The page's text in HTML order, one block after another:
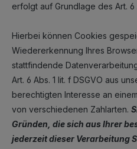
erfolgt auf Grundlage des Art. 6
Hierbei können Cookies
Wiedererkennung Ihres
stattfindende
Art. 6 Abs. 1 lit. f DSGVO aus
berechtigten Interesse an
von verschiedenen Zahlarten.
Gründen, die sich aus Ihrer
jederzeit dieser Verarbeitung